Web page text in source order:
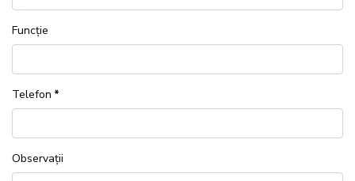
Funcție
Telefon *
Observații